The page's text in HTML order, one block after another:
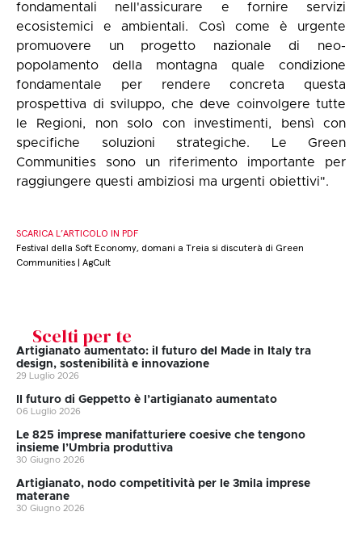
fondamentali nell'assicurare e fornire servizi
ecosistemici e ambientali. Così come è urgente
promuovere un progetto nazionale di neo-
popolamento della montagna quale condizione
fondamentale per rendere concreta questa
prospettiva di sviluppo, che deve coinvolgere tutte
le Regioni, non solo con investimenti, bensì con
specifiche soluzioni strategiche. Le Green
Communities sono un riferimento importante per
raggiungere questi ambiziosi ma urgenti obiettivi".
SCARICA L’ARTICOLO IN PDF
Festival della Soft Economy, domani a Treia si discuterà di Green
Communities | AgCult
Scelti per te
Artigianato aumentato: il futuro del Made in Italy tra
design, sostenibilità e innovazione
29 Luglio 2026
II futuro di Geppetto è l’artigianato aumentato
06 Luglio 2026
Le 825 imprese manifatturiere coesive che tengono
insieme l’Umbria produttiva
30 Giugno 2026
Artigianato, nodo competitività per le 3mila imprese
materane
30 Giugno 2026